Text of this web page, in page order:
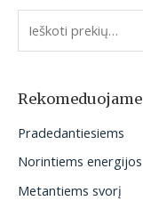
e
o
:
Rekomeduojame
Pradedantiesiems
Norintiems energijos
Metantiems svorį